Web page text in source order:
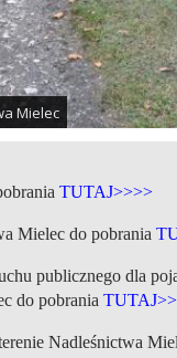
Mielec
TUTAJ>>>>
Mielec do pobrania
publicznego dla
do pobrania
Nadleśnictwa